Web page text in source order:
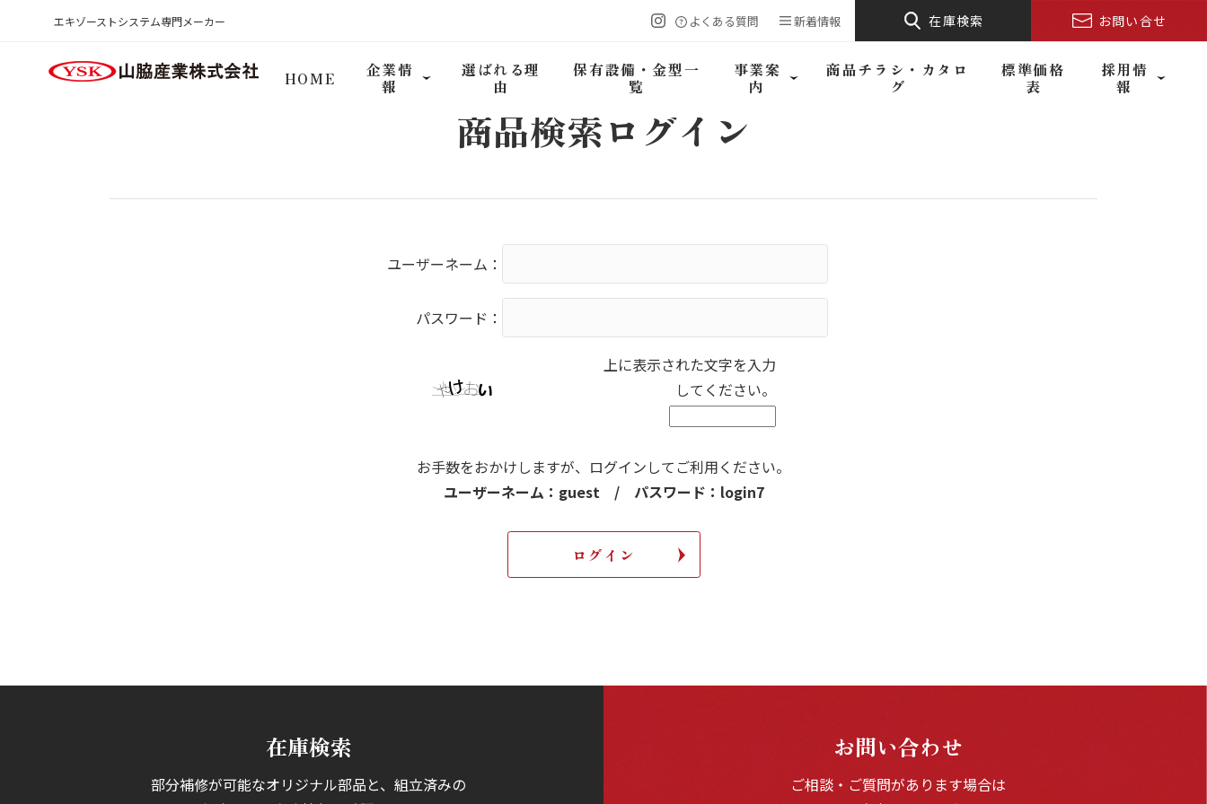
エキゾーストシステム専門メーカー よくある質問 新着情報 在庫検索 お問い合せ
HOME 企業情
報
選ばれる理
由
保有設備・金型一
覧
事業案
内
商品チラシ・カタロ
グ
標準価格
表
採用情
報
HOME 商品検索ログイン
商品検索ログイン
ユーザーネーム：
パスワード：
上に表示された文字を入力
してください。
お手数をおかけしますが、 ログインしてご利用ください。
ユーザーネーム：guest / パスワード：login7
在庫検索
部分補修が可能なオリジナル部品と、組立済みの
お問い合わせ
ご相談・ご質問があります場合は